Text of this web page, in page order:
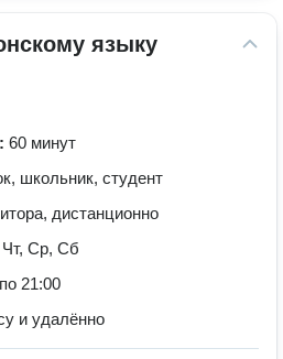
языку
60 минут
школьник, студент
дистанционно
Чт, Ср, Сб
21:00
и удалённо